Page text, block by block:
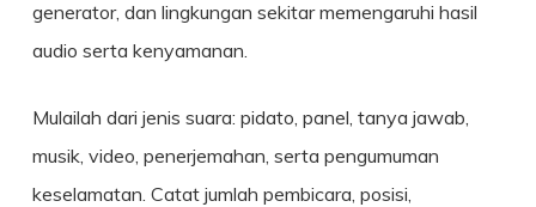
generator, dan lingkungan sekitar memengaruhi hasil
audio serta kenyamanan.
Mulailah dari jenis suara: pidato, panel, tanya jawab,
musik, video, penerjemahan, serta pengumuman
keselamatan. Catat jumlah pembicara, posisi,